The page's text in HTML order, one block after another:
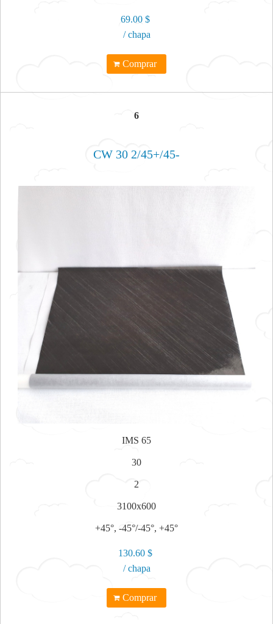
69.00 $
/ chapa
Comprar
6
CW 30 2/45+/45-
IMS 65
30
2
3100x600
+45°, -45°/-45°, +45°
130.60 $
/ chapa
Comprar